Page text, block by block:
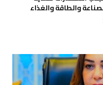
والطاقة والغذاء